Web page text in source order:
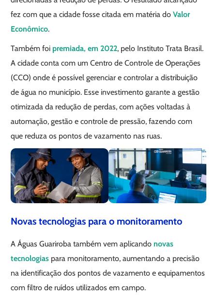
fez com que a cidade fosse citada em matéria doValor
Econômico.
Também foi premiada, em 2022, pelo Instituto Trata Brasil.
A cidade conta com um Centro de Controle de Operações
(CCO) onde é possível gerenciar e controlar a distribuição
de água no município. Esse investimento garante a gestão
otimizada da redução de perdas, com ações voltadas à
automação, gestão e controle de pressão, fazendo com
que reduza os pontos de vazamento nas ruas.
Novas tecnologias para o monitoramento
A Águas Guariroba também vem aplicando novas
tecnologias para monitoramento, aumentando a precisão
na identificação dos pontos de vazamento e equipamentos
com filtro de ruídos utilizados em campo.